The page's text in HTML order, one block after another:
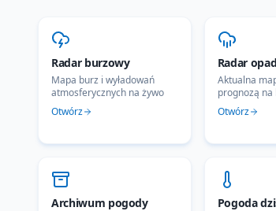
Radar burzowy
Mapa burz i wyładowań
atmosferycznych na żywo
Otwórz
Radar
Aktualna
prognozą na
Otwórz
Archiwum pogody Pogoda